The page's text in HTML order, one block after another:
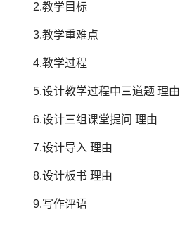
2.教学目标
3.教学重难点
4.教学过程
5.设计教学过程中三道题 理由
6.设计三组课堂提问 理由
7.设计导入 理由
8.设计板书 理由
9.写作评语